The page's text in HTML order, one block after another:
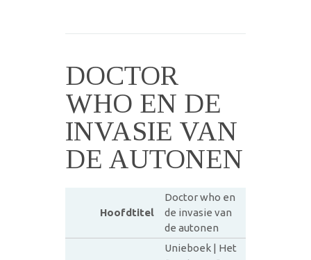
DOCTOR
WHO EN DE
INVASIE VAN
DE AUTONEN
Hoofdtitel
Doctor who en
de invasie van
de autonen
Unieboek | Het